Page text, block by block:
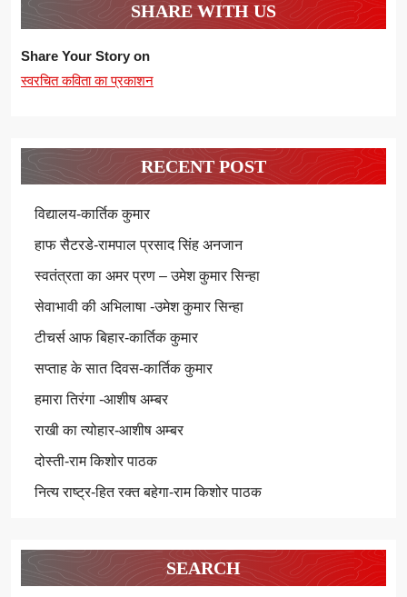
SHARE WITH US
Share Your Story on
स्वरचित कविता का प्रकाशन
RECENT POST
विद्यालय-कार्तिक कुमार
हाफ सैटरडे-रामपाल प्रसाद सिंह अनजान
स्वतंत्रता का अमर प्रण – उमेश कुमार सिन्हा
सेवाभावी की अभिलाषा -उमेश कुमार सिन्हा
टीचर्स आफ बिहार-कार्तिक कुमार
सप्ताह के सात दिवस-कार्तिक कुमार
हमारा तिरंगा -आशीष अम्बर
राखी का त्योहार-आशीष अम्बर
दोस्ती-राम किशोर पाठक
नित्य राष्ट्र-हित रक्त बहेगा-राम किशोर पाठक
SEARCH